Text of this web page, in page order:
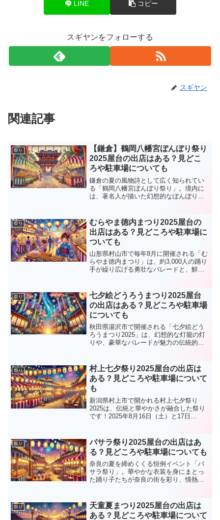
LINE コピー
スギヤンをフォローする
スギヤン
関連記事
祭り
【鎌倉】鶴岡八幡宮ぼんぼり祭り
2025屋台の出店はある？見どこ
ろや駐車場についても
鎌倉の夏の風物詩として広く知られてい
る「鶴岡八幡宮ぼんぼり祭り」。境内に
は、著名人が描いた幻想的なぼんぼりが
2025年も例年通りの開催が期待され、屋
台の出店や混雑状況な...
祭り
むらやま徳内まつり2025屋台の
出店はある？見どころや駐車場に
ついても
山形県村山市で毎年8月に開催される「む
らやま徳内まつり」は、約3,000人の踊り
手が繰り広げる勇壮なパレードと、鮮や
日（金）～24日（日）の3日間にわたり、
ふれあ...
祭り
七夕絵どうろうまつり2025屋台
の出店はある？見どころや駐車場
についても
秋田県湯沢市で開催される「七夕絵どう
ろうまつり2025」は、幻想的な灯籠の灯
りや、豪華なパレードが魅力の伝統的な
堪能できます。この記事では、七夕絵ど
うろうまつり2025...
祭り
村上七夕祭り2025屋台の出店は
ある？見どころや駐車場について
も
新潟県村上市で開かれる村上七夕祭り
2025は、伝統と華やかさが融合した祭り
です！2025年8月16日（土）と17日
の魅力をたっぷりとお届けします。さら
に、アクセスや駐車...
祭り
バサラ祭り2025屋台の出店はあ
る？見どころや駐車場についても
奈良の夏を締めくくる恒例イベント「バ
サラ祭り」。華やかな衣装を身にまとっ
た踊り子たちが奈良の街を彩り、情熱的
2025年バサラ祭りの開催概要から見どこ
ろ、屋台情報、アクセ...
祭り
天童夏まつり2025屋台の出店は
ある？見どころや駐車場について